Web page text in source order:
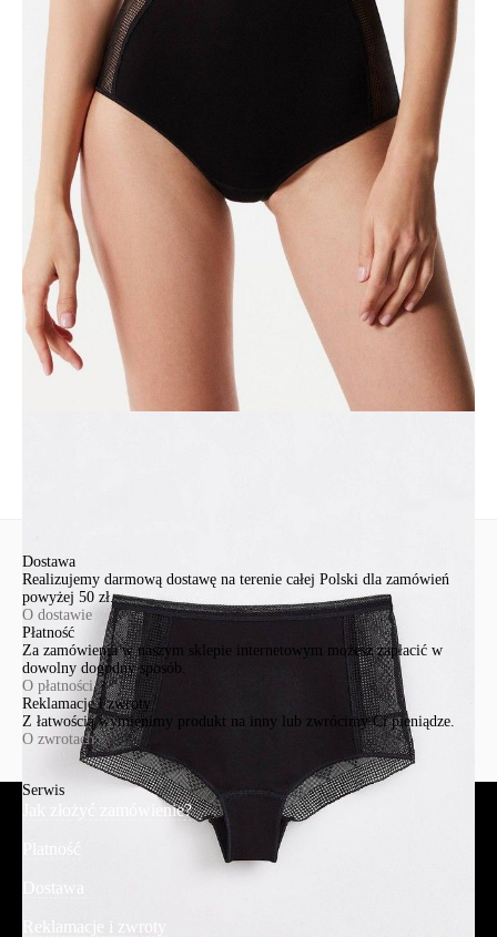
• wysoki stan,
• gumka w pasie,
• nogawki zakończone wąską gumką,
• z przodu i z tyłu symetryczne wstawki z koronki stworzone przez
włoskich projektantów wyłącznie dla Conte,
• bawełniana tkanina, przyjemna dla ciała;
• zachowanie kształtu i koloru przy zachowaniu zaleceń dotyczących
pielęgnacji,
• idealne do codziennej garderoby bieliźnianej.
SKU
1007044080180588
Skład
bawełna 57%, poliamid 31%, elastan 12%
Udostępnij produkt
Podmiot odpowiedzialny
EuroTrade Tex Sp z o.o.
Św. Teresy 91
91-341, Łódź, Polska
+48 500-503-636
info@conteshop.pl
Ten produkt nie ma pytań Możesz zadać pytanie, klikając przycisk
poniżej
Zadaj pytanie
Dostawa
Realizujemy darmową dostawę na terenie całej Polski dla zamówień
powyżej 50 zł.
O dostawie
Płatność
Za zamówienia w naszym sklepie internetowym możesz zapłacić w
dowolny dogodny sposób.
O płatności
Reklamacje i zwroty
Z łatwością wymienimy produkt na inny lub zwrócimy Ci pieniądze.
O zwrotach
Serwis
Jak złożyć zamówienie?
Dostawa
Reklamacje i zwroty